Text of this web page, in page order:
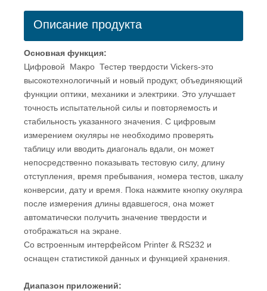
Описание продукта
Основная функция:
Цифровой Макро Тестер твердости Vickers-это
высокотехнологичный и новый продукт, объединяющий
функции оптики, механики и электрики. Это улучшает
точность испытательной силы и повторяемость и
стабильность указанного значения. С цифровым
измерением окуляры не необходимо проверять
таблицу или вводить диагональ вдали, он может
непосредственно показывать тестовую силу, длину
отступления, время пребывания, номера тестов, шкалу
конверсии, дату и время. Пока нажмите кнопку окуляра
после измерения длины вдавшегося, она может
автоматически получить значение твердости и
отображаться на экране.
Со встроенным интерфейсом Printer & RS232 и
оснащен статистикой данных и функцией хранения.
Диапазон приложений: